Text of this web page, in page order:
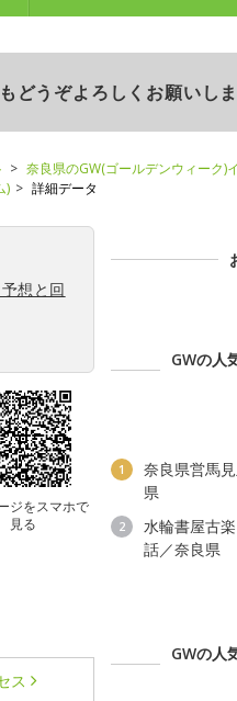
うぞよろしくお願いしま
奈良県のGW(ゴールデンウィーク)
) 詳細データ
想と回
ジをスマホで
見る
ス
GWの人
1
奈良県営馬
県
2
水輪書屋古
話／奈良県
GWの人